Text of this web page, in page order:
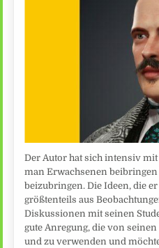
Der Autor hat sich intensiv mit
man Erwachsenen
beizubringen. Die Ideen, die
größtenteils aus
Diskussionen mit seinen
gute Anregung, die von
und zu verwenden und